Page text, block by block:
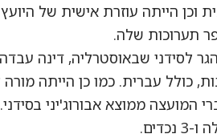
וכן הייתה עוזרת אישית של
תערוכות שלה.
לסידני שבאוסטרליה, דינה
כולל עברית. כמו כן הייתה
המועצה ממוצא אבורוג'יני בסידני.